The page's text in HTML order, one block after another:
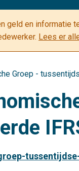
geld en informatie
Lees er
Groep -